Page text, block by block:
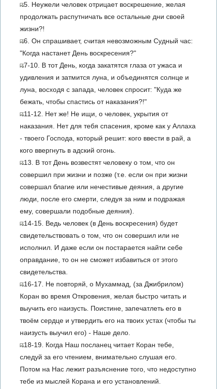
5. Неужели человек отрицает воскрешение, желая
продолжать распутничать все остальные дни своей
жизни?!
6. Он спрашивает, считая невозможным Судный час:
"Когда настанет День воскресения?"
7-10. В тот День, когда закатятся глаза от ужаса и
удивления и затмится луна, и объединятся солнце и
луна, восходя с запада, человек спросит: "Куда же
бежать, чтобы спастись от наказания?!"
11-12. Нет же! Не ищи, о человек, укрытия от
наказания. Нет для тебя спасения, кроме как у Аллаха
- твоего Господа, который решит: кого ввести в рай, а
кого ввергнуть в адский огонь.
13. В тот День возвестят человеку о том, что он
совершил при жизни и позже (т.е. если он при жизни
совершал благие или нечестивые деяния, а другие
люди, после его смерти, следуя за ним и подражая
ему, совершали подобные деяния).
14-15. Ведь человек (в День воскресения) будет
свидетельствовать о том, что он совершил или не
исполнил. И даже если он постарается найти себе
оправдание, то он не сможет избавиться от этого
свидетельства.
16-17. Не повторяй, о Мухаммад, (за Джибрилом)
Коран во время Откровения, желая быстро читать и
выучить его наизусть. Поистине, запечатлеть его в
твоём сердце и утвердить его на твоих устах (чтобы ты
наизусть выучил его) - Наше дело.
18-19. Когда Наш посланец читает Коран тебе,
следуй за его чтением, внимательно слушая его.
Потом на Нас лежит разъяснение того, что недоступно
тебе из мыслей Корана и его установлений.